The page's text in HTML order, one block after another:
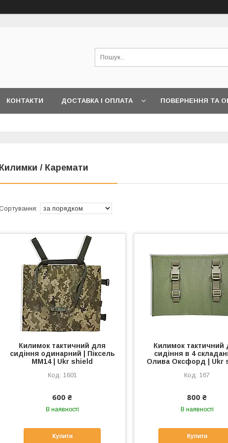
КОНТАКТИ ДОСТАВКА І ОПЛАТА ПОВЕРНЕННЯ ТА
Килимки / Каремати
Килимок тактичний для
сидіння одинарний | Піксель
ММ14 | Ukr shield
1601
600 ₴
В наявності
Купити
Килимок тактичний
сидіння в 4
Олива Оксфорд | Ukr
167
800 ₴
В наявності
Купити